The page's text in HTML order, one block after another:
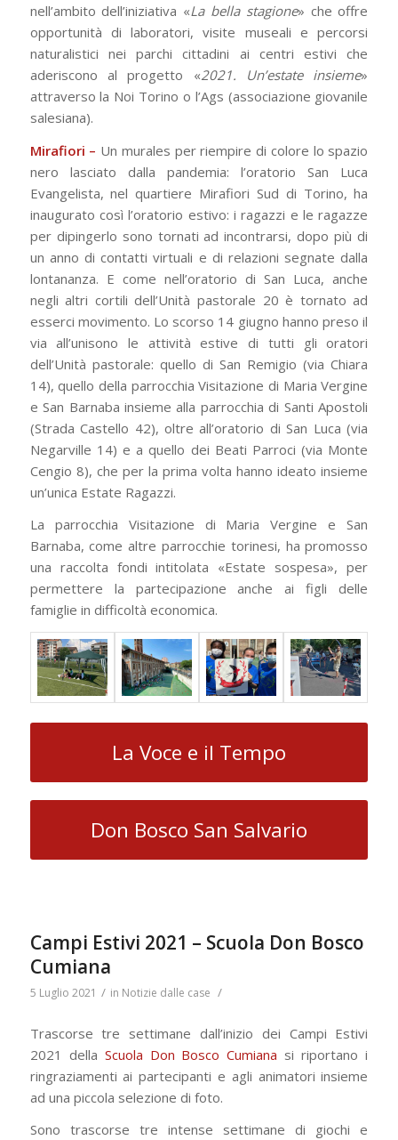
nell’ambito dell’iniziativa «La bella stagione» che offre
opportunità di laboratori, visite museali e percorsi
naturalistici nei parchi cittadini ai centri estivi che
aderiscono al progetto «2021. Un’estate insieme»
attraverso la Noi Torino o l’Ags (associazione giovanile
salesiana).
Mirafiori – Un murales per riempire di colore lo spazio
nero lasciato dalla pandemia: l’oratorio San Luca
Evangelista, nel quartiere Mirafiori Sud di Torino, ha
inaugurato così l’oratorio estivo: i ragazzi e le ragazze
per dipingerlo sono tornati ad incontrarsi, dopo più di
un anno di contatti virtuali e di relazioni segnate dalla
lontananza. E come nell’oratorio di San Luca, anche
negli altri cortili dell’Unità pastorale 20 è tornato ad
esserci movimento. Lo scorso 14 giugno hanno preso il
via all’unisono le attività estive di tutti gli oratori
dell’Unità pastorale: quello di San Remigio (via Chiara
14), quello della parrocchia Visitazione di Maria Vergine
e San Barnaba insieme alla parrocchia di Santi Apostoli
(Strada Castello 42), oltre all’oratorio di San Luca (via
Negarville 14) e a quello dei Beati Parroci (via Monte
Cengio 8), che per la prima volta hanno ideato insieme
un’unica Estate Ragazzi.
La parrocchia Visitazione di Maria Vergine e San
Barnaba, come altre parrocchie torinesi, ha promosso
una raccolta fondi intitolata «Estate sospesa», per
permettere la partecipazione anche ai figli delle
famiglie in difficoltà economica.
La Voce e il Tempo
Don Bosco San Salvario
Campi Estivi 2021 – Scuola Don Bosco
Cumiana
5 Luglio 2021 / in Notizie dalle case /
Trascorse tre settimane dall’inizio dei Campi Estivi
2021 della Scuola Don Bosco Cumiana si riportano i
ringraziamenti ai partecipanti e agli animatori insieme
ad una piccola selezione di foto.
Sono trascorse tre intense settimane di giochi e